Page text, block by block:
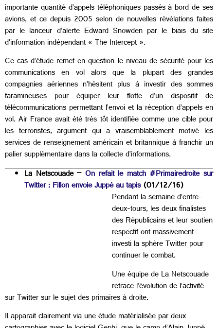
importante quantité d’appels téléphoniques passés à bord de ses
avions, et ce depuis 2005 selon de nouvelles révélations faites
par le lanceur d’alerte Edward Snowden par le biais du site
d’information indépendant « The Intercept ».
Ce cas d’étude remet en question le niveau de sécurité pour les
communications en vol alors que la plupart des grandes
compagnies aériennes n’hésitent plus à investir des sommes
faramineuses pour équiper leur flotte d’un dispositif de
télécommunications permettant l’envoi et la réception d’appels en
vol. Air France avait été très tôt identifiée comme une cible pour
les terroristes, argument qui a vraisemblablement motivé les
services de renseignement américain et britannique à franchir un
palier supplémentaire dans la collecte d’informations.
La Netscouade – On refait le match #Primairedroite sur
Twitter : Fillon envoie Juppé au tapis(01/12/16)
Pendant la semaine d’entre-
deux-tours, les deux finalistes
des Républicains et leur soutien
respectif ont massivement
investi la sphère Twitter pour
continuer le combat.
Une équipe de La Netscouade
retrace l’évolution de l’activité
sur Twitter sur le sujet des primaires à droite.
Il apparait clairement via une étude matérialisée par deux